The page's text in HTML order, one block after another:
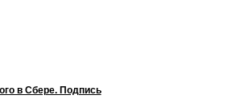
в Сбере. Подпись